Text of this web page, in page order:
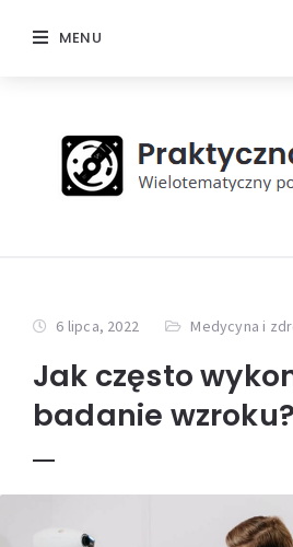
MENU
6 lipca, 2022 Medycyna i
Jak często
badanie wzroku?